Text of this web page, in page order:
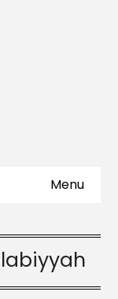
Menu